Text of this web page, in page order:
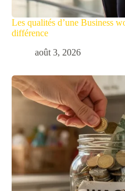
Les qualités d’une Business
différence
août 3, 2026